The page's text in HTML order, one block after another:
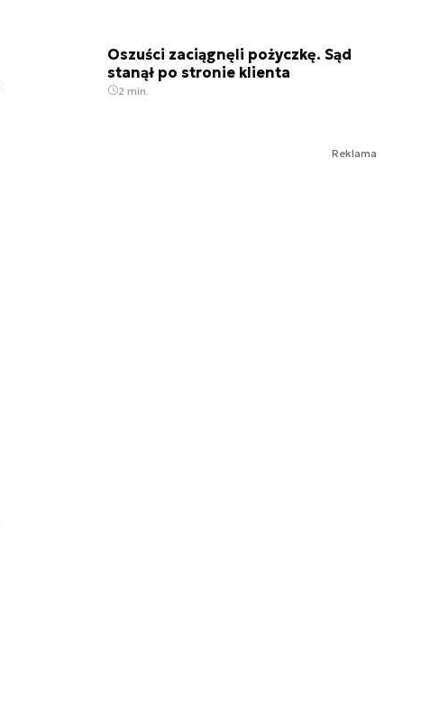
Oszuści zaciągnęli pożyczkę. Sąd
stanął po stronie klienta
2 min.
Reklama